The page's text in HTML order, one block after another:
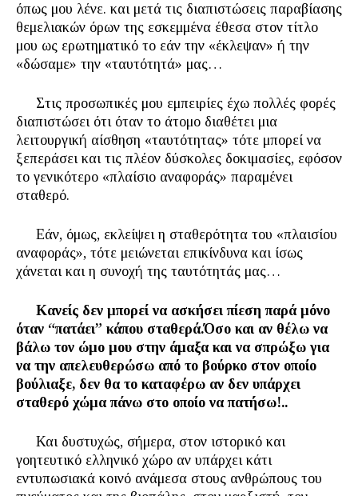
όπως μου λένε. και μετά τις διαπιστώσεις παραβίασης
θεμελιακών όρων της εσκεμμένα έθεσα στον τίτλο
μου ως ερωτηματικό το εάν την «έκλεψαν» ή την
«δώσαμε» την «ταυτότητά» μας…
Στις προσωπικές μου εμπειρίες έχω πολλές φορές
διαπιστώσει ότι όταν το άτομο διαθέτει μια
λειτουργική αίσθηση «ταυτότητας» τότε μπορεί να
ξεπεράσει και τις πλέον δύσκολες δοκιμασίες, εφόσον
το γενικότερο «πλαίσιο αναφοράς» παραμένει
σταθερό.
Εάν, όμως, εκλείψει η σταθερότητα του «πλαισίου
αναφοράς», τότε μειώνεται επικίνδυνα και ίσως
χάνεται και η συνοχή της ταυτότητάς μας…
Κανείς δεν μπορεί να ασκήσει πίεση παρά μόνο
όταν “πατάει” κάπου σταθερά.Όσο και αν θέλω να
βάλω τον ώμο μου στην άμαξα και να σπρώξω για
να την απελευθερώσω από το βούρκο στον οποίο
βούλιαξε, δεν θα το καταφέρω αν δεν υπάρχει
σταθερό χώμα πάνω στο οποίο να πατήσω!..
Και δυστυχώς, σήμερα, στον ιστορικό και
γοητευτικό ελληνικό χώρο αν υπάρχει κάτι
εντυπωσιακά κοινό ανάμεσα στους ανθρώπους του